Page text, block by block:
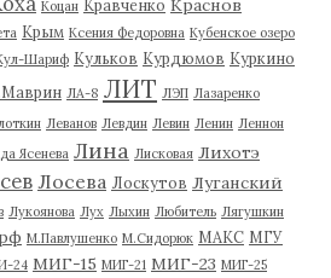
Коцан Кравченко Краснов
Крым Ксения Федоровна Кубенское озеро
Шариф Кульков Курдюмов Куркино
ЛА-8 ЛИТ ЛЭП Лазаренко
Леванов Левдин Левин Ленин Леннон
Ясенева Лина Лисковая Лихотэ
Лосева Лоскутов Луганский
Лукоянова Лух Лыхин Любитель Лягушкин
М.Павлушенко М.Сидорюк МАКС МГУ
24 МИГ-15 МИГ-21 МИГ-23 МИГ-25